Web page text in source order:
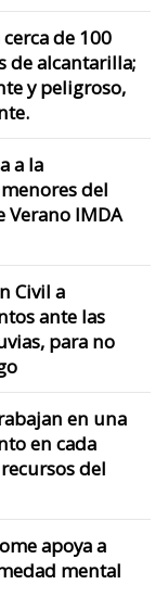
de 100
de alcantarilla;
y peligroso,
a la
del
Verano IMDA
Civil a
ante las
para no
en una
en cada
del
apoya a
mental